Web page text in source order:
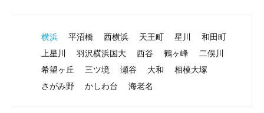
横浜 平沼橋 西横浜 天王町 星川
和田町
上星川
羽沢横浜国大 西谷 鶴ヶ峰
二俣川
希望ヶ丘
三ツ境 瀬谷 大和
相模大塚
さがみ野
かしわ台 海老名